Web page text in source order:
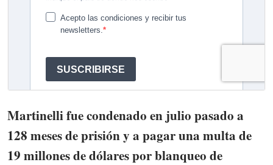
Martinelli fue condenado en julio pasado a
128 meses de prisión y a pagar una multa de
19 millones de dólares por blanqueo de